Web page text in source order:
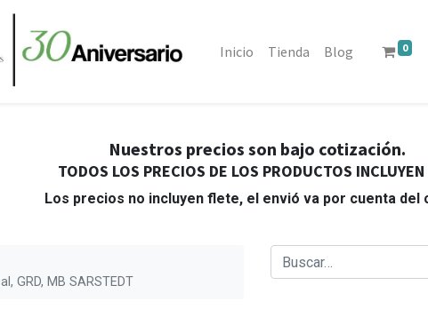
Inicio Tienda Blog 0
Nuestros precios son bajo cotización.
TODOS LOS PRECIOS DE LOS PRODUCTOS INCLUYEN
Los precios no incluyen flete, el envió va por cuenta del
GRD, MB SARSTEDT